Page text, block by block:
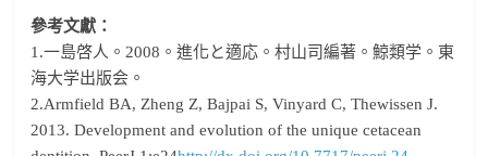
參考文獻：
1.一島啓人。2008。進化と適応。村山司編著。鯨類学。東
海大学出版会。
2.Armfield BA, Zheng Z, Bajpai S, Vinyard C, Thewissen J.
2013. Development and evolution of the unique cetacean